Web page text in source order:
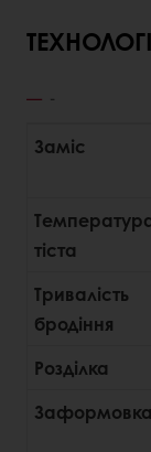
-
Заміс
тіста
Тривалість
бродіння
Розділка
Заформовка